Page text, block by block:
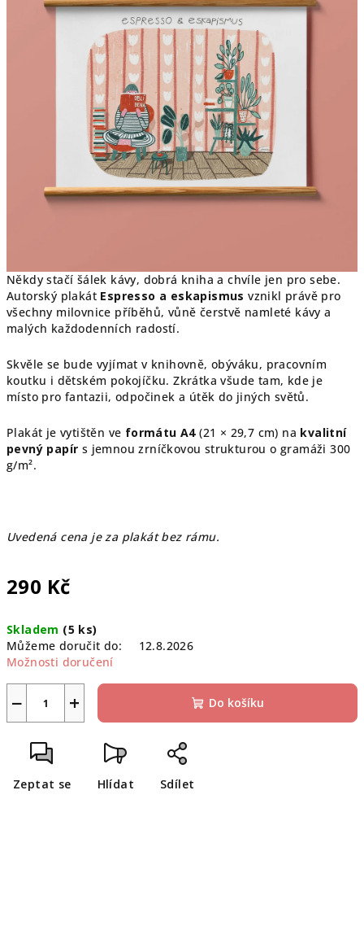
Někdy stačí šálek kávy, dobrá kniha a chvíle jen pro sebe.
Autorský plakát Espresso a eskapismus vznikl právě pro
všechny milovnice příběhů, vůně čerstvě namleté kávy a
malých každodenních radostí.
Skvěle se bude vyjímat v knihovně, obýváku, pracovním
koutku i dětském pokojíčku. Zkrátka všude tam, kde je
místo pro fantazii, odpočinek a útěk do jiných světů.
Plakát je vytištěn ve formátu A4(21 × 29,7 cm) na kvalitní
pevný papír s jemnou zrníčkovou strukturou o gramáži 300
g/m².
Uvedená cena je za plakát bez rámu.
290 Kč
cena:
Skladem (5 ks)
Můžeme doručit do:
12.8.2026
Možnosti doručení
+
− Do košíku
Zeptat se Hlídat Sdílet
hvězdiček.